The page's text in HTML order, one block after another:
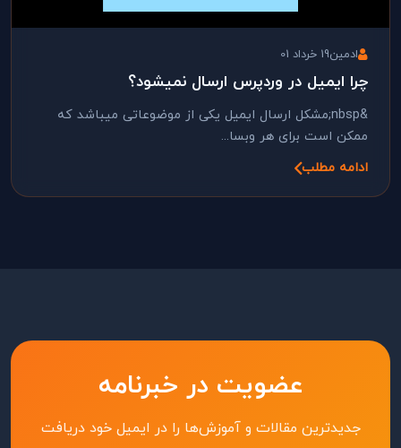
ادمین19 خرداد 01
چرا ایمیل در وردپرس ارسال نمیشود؟
&nbsp;مشکل ارسال ایمیل یکی از موضوعاتی میباشد که
ممکن است برای هر وبسا...
ادامه مطلب
عضویت در خبرنامه
جدیدترین مقالات و آموزش‌ها را در ایمیل خود دریافت